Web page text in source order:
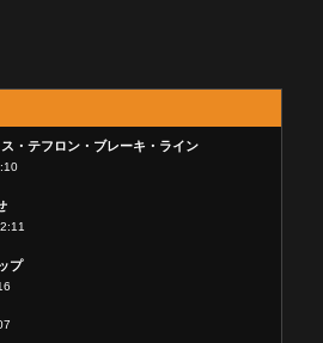
・テフロン・ブレーキ・ライン
プ